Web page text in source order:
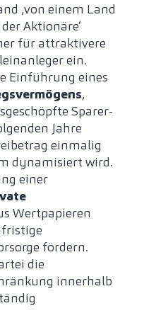
‚von einem Land
Aktionäre‘
für attraktivere
ein.
Einführung eines
,
Sparer-
Jahre
einmalig
dynamisiert wird.
einer
Wertpapieren
fördern.
die
innerhalb